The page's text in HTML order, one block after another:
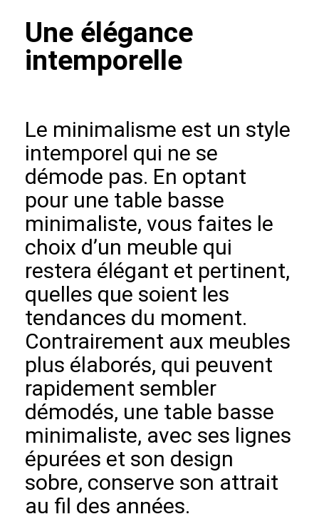
Une élégance
intemporelle
Le minimalisme est un style
intemporel qui ne se
démode pas. En optant
pour une table basse
minimaliste, vous faites le
choix d’un meuble qui
restera élégant et pertinent,
quelles que soient les
tendances du moment.
Contrairement aux meubles
plus élaborés, qui peuvent
rapidement sembler
démodés, une table basse
minimaliste, avec ses lignes
épurées et son design
sobre, conserve son attrait
au fil des années.